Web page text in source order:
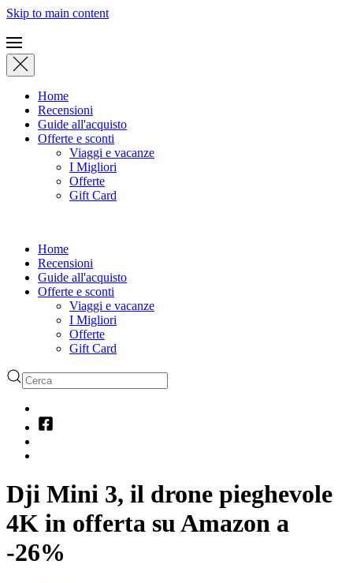
Skip to main content
Home
Recensioni
Guide all'acquisto
Offerte e sconti
Viaggi e vacanze
I Migliori
Offerte
Gift Card
Home
Recensioni
Guide all'acquisto
Offerte e sconti
Viaggi e vacanze
I Migliori
Offerte
Gift Card
Dji Mini 3, il drone pieghevole
4K in offerta su Amazon a
-26%